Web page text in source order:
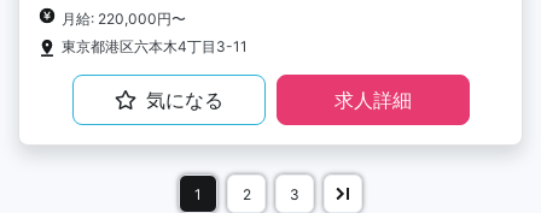
月給: 220,000円〜
東京都港区六本木4丁目3-11
気になる 求人詳細
1 2 3